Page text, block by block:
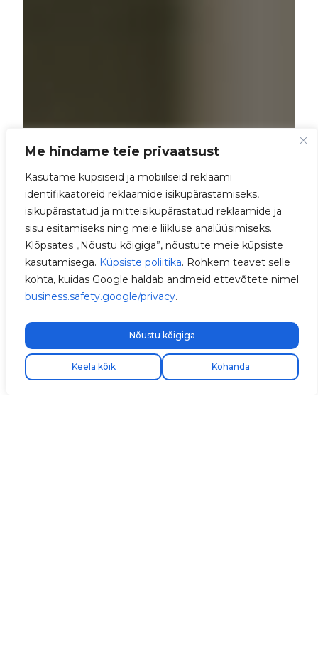
Me hindame teie privaatsust
Kasutame küpsiseid ja mobiilseid reklaami
identifikaatoreid reklaamide isikupärastamiseks,
isikupärastatud ja mitteisikupärastatud reklaamide ja
sisu esitamiseks ning meie liikluse analüüsimiseks.
Klõpsates „Nõustu kõigiga”, nõustute meie küpsiste
kasutamisega. Küpsiste poliitika. Rohkem teavet selle
kohta, kuidas Google haldab andmeid ettevõtete nimel
business.safety.google/privacy.
Kohanda
Keela kõik
Nõustu kõigiga